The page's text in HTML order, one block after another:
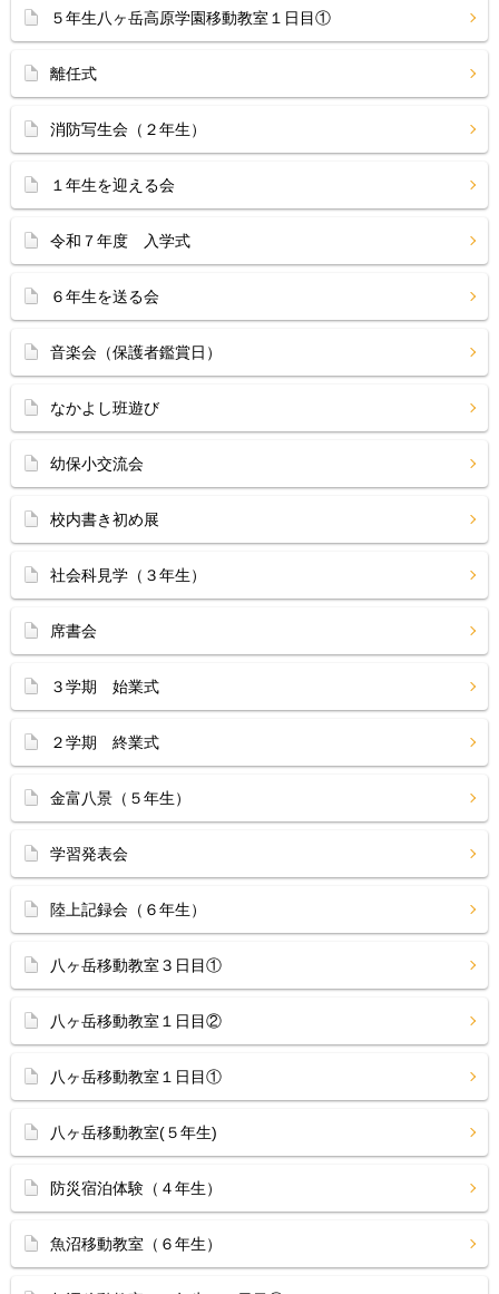
５年生八ヶ岳高原学園移動教室１日目①
離任式
消防写生会（２年生）
１年生を迎える会
令和７年度 入学式
６年生を送る会
音楽会（保護者鑑賞日）
なかよし班遊び
幼保小交流会
校内書き初め展
社会科見学（３年生）
席書会
３学期 始業式
２学期 終業式
金富八景（５年生）
学習発表会
陸上記録会（６年生）
八ヶ岳移動教室３日目①
八ヶ岳移動教室１日目②
八ヶ岳移動教室１日目①
八ヶ岳移動教室(５年生)
防災宿泊体験（４年生）
魚沼移動教室（６年生）